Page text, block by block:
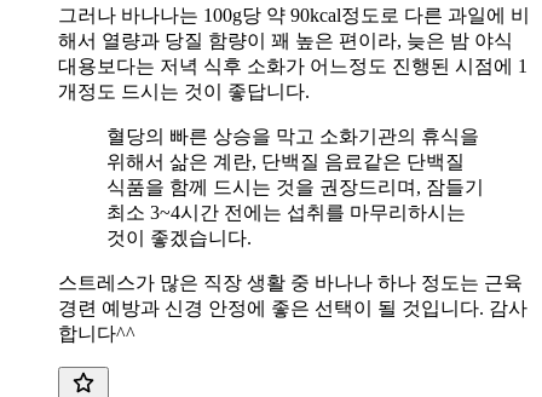
그러나 바나나는 100g당 약 90kcal정도로 다른 과일에 비
해서 열량과 당질 함량이 꽤 높은 편이라, 늦은 밤 야식
대용보다는 저녁 식후 소화가 어느정도 진행된 시점에 1
개정도 드시는 것이 좋답니다.
혈당의 빠른 상승을 막고 소화기관의 휴식을
위해서 삶은 계란, 단백질 음료같은 단백질
식품을 함께 드시는 것을 권장드리며, 잠들기
최소 3~4시간 전에는 섭취를 마무리하시는
것이 좋겠습니다.
스트레스가 많은 직장 생활 중 바나나 하나 정도는 근육
경련 예방과 신경 안정에 좋은 선택이 될 것입니다. 감사
합니다^^